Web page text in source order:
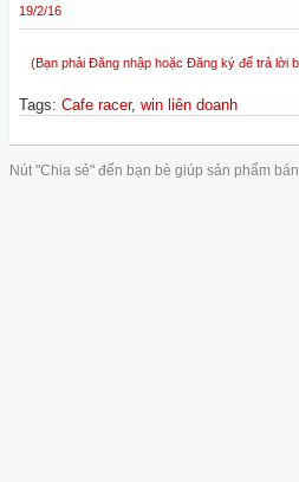
19/2/16
(Bạn phải Đăng nhập hoặc Đăng ký để trả lời
Tags: Cafe racer, win liên doanh
Nút "Chia sẻ" đến bạn bè giúp sản phẩm